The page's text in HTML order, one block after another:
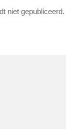
niet gepubliceerd.